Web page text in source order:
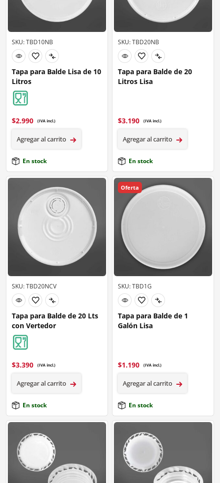
SKU: TBD10NB
Tapa para Balde Lisa de 10
Litros
$2.990 (IVA incl.)
Agregar al carrito
En stock
SKU: TBD20NB
Tapa para Balde de 20
Litros Lisa
$3.190 (IVA incl.)
Agregar al carrito
En stock
SKU: TBD20NCV
Tapa para Balde de 20 Lts
con Vertedor
$3.390 (IVA incl.)
Agregar al carrito
En stock
Oferta
SKU: TBD1G
Tapa para Balde de 1
Galón Lisa
$1.190 (IVA incl.)
Agregar al carrito
En stock